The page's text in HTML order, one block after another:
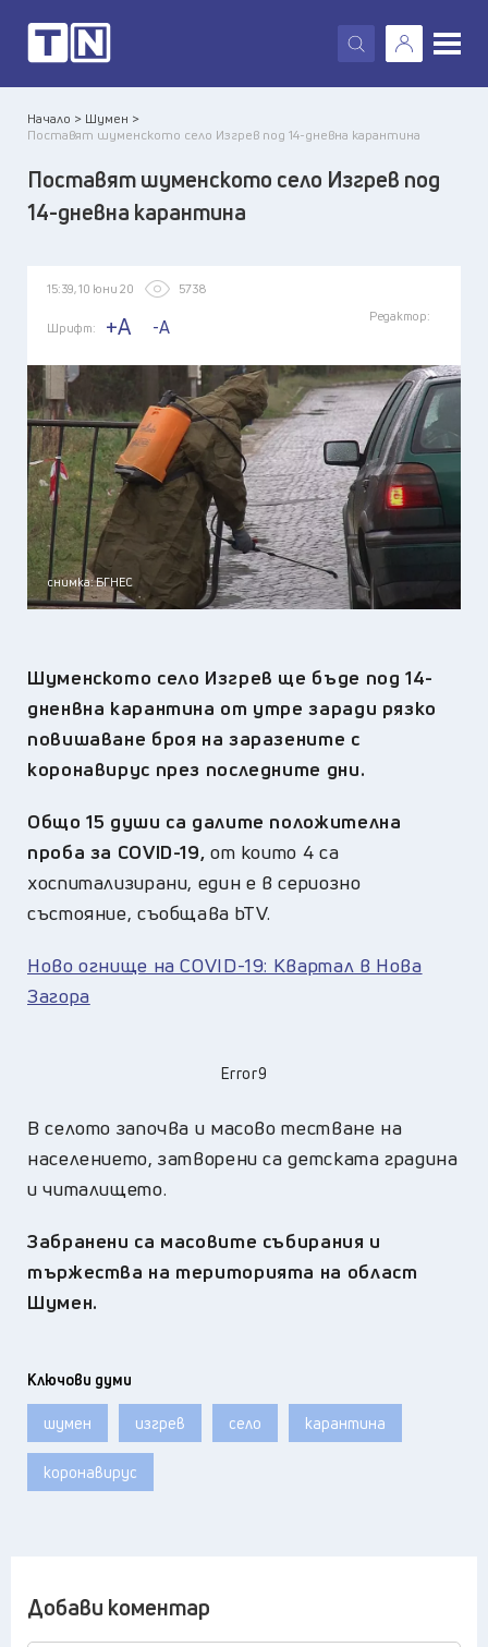
X
Начало > Шумен >
Поставят шуменското село Изгрев под 14-дневна карантина
Поставят шуменското село Изгрев под
14-дневна карантина
15:39, 10 юни 20 5738
Шрифт: +A -A Редактор:
снимка: БГНЕС
Шуменското село Изгрев ще бъде под 14-
дненвна карантина от утре заради рязко
повишаване броя на заразените с
коронавирус през последните дни.
Общо 15 души са далите положителна
проба за COVID-19, от които 4 са
хоспитализирани, един е в сериозно
състояние, съобщава bTV.
Ново огнище на COVID-19: Квартал в Нова
Загора
Error9
В селото започва и масово тестване на
населението, затворени са детската градина
и читалището.
Забранени са масовите събирания и
тържества на територията на област
Шумен.
Ключови думи
шумен изгрев село карантина
коронавирус
Добави коментар